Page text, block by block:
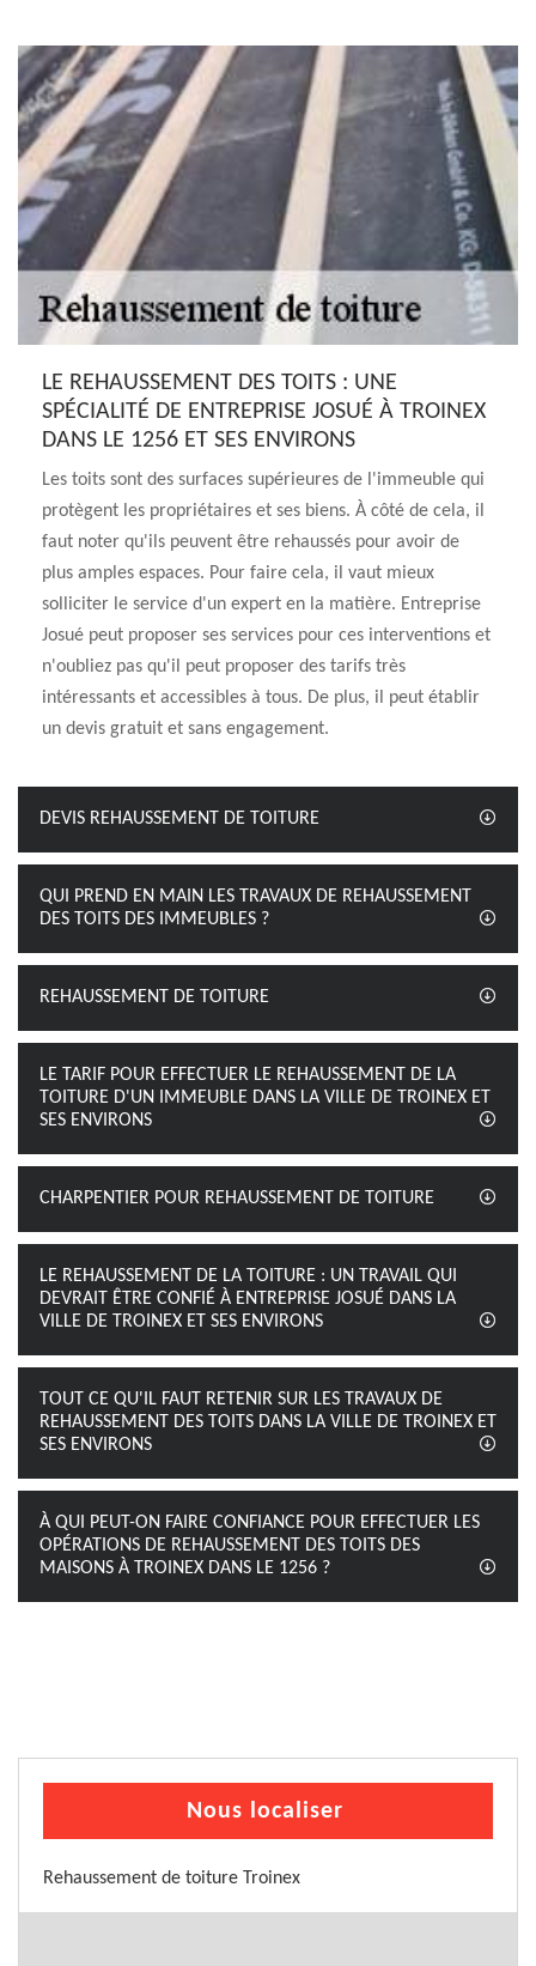
LE REHAUSSEMENT DES TOITS : UNE
SPÉCIALITÉ DE ENTREPRISE JOSUÉ À TROINEX
DANS LE 1256 ET SES ENVIRONS
Les toits sont des surfaces supérieures de l'immeuble qui
protègent les propriétaires et ses biens. À côté de cela, il
faut noter qu'ils peuvent être rehaussés pour avoir de
plus amples espaces. Pour faire cela, il vaut mieux
solliciter le service d'un expert en la matière. Entreprise
Josué peut proposer ses services pour ces interventions et
n'oubliez pas qu'il peut proposer des tarifs très
intéressants et accessibles à tous. De plus, il peut établir
un devis gratuit et sans engagement.
DEVIS REHAUSSEMENT DE TOITURE
QUI PREND EN MAIN LES TRAVAUX DE REHAUSSEMENT
DES TOITS DES IMMEUBLES ?
REHAUSSEMENT DE TOITURE
LE TARIF POUR EFFECTUER LE REHAUSSEMENT DE LA
TOITURE D'UN IMMEUBLE DANS LA VILLE DE TROINEX ET
SES ENVIRONS
CHARPENTIER POUR REHAUSSEMENT DE TOITURE
LE REHAUSSEMENT DE LA TOITURE : UN TRAVAIL QUI
DEVRAIT ÊTRE CONFIÉ À ENTREPRISE JOSUÉ DANS LA
VILLE DE TROINEX ET SES ENVIRONS
TOUT CE QU'IL FAUT RETENIR SUR LES TRAVAUX DE
REHAUSSEMENT DES TOITS DANS LA VILLE DE TROINEX ET
SES ENVIRONS
À QUI PEUT-ON FAIRE CONFIANCE POUR EFFECTUER LES
OPÉRATIONS DE REHAUSSEMENT DES TOITS DES
MAISONS À TROINEX DANS LE 1256 ?
Nous localiser
Rehaussement de toiture Troinex